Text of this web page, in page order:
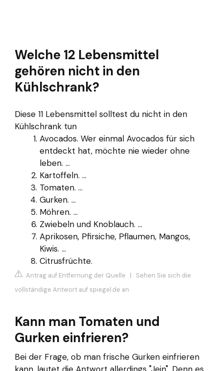
Welche 12 Lebensmittel
gehören nicht in den
Kühlschrank?
Diese 11 Lebensmittel solltest du nicht in den
Kühlschrank tun
Avocados. Wer einmal Avocados für sich
entdeckt hat, möchte nie wieder ohne
leben. ...
Kartoffeln. ...
Tomaten. ...
Gurken. ...
Möhren. ...
Zwiebeln und Knoblauch. ...
Aprikosen, Pfirsiche, Pflaumen, Mangos,
Kiwis. ...
Citrusfrüchte.
Antrag auf Entfernung der Quelle | Sehen Sie sich die
vollständige Antwort auf spiegel.de an
Kann man Tomaten und
Gurken einfrieren?
Bei der Frage, ob man frische Gurken einfrieren